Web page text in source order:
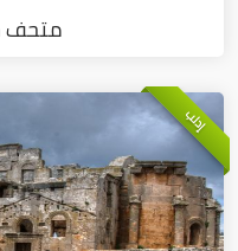
متحف
إدلب